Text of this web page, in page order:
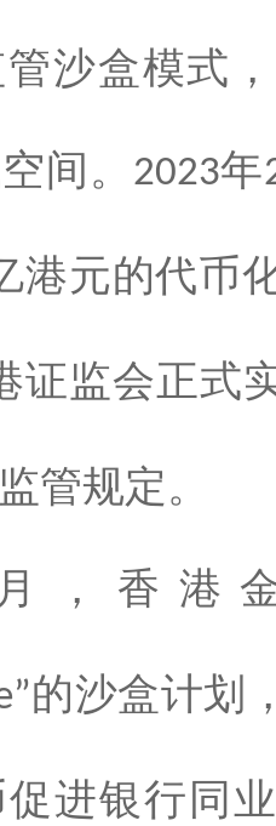
沙盒模式
间。 2023年
港元的代币
证监会正式
管规定。
月，香港
的沙盒计划
进银行同